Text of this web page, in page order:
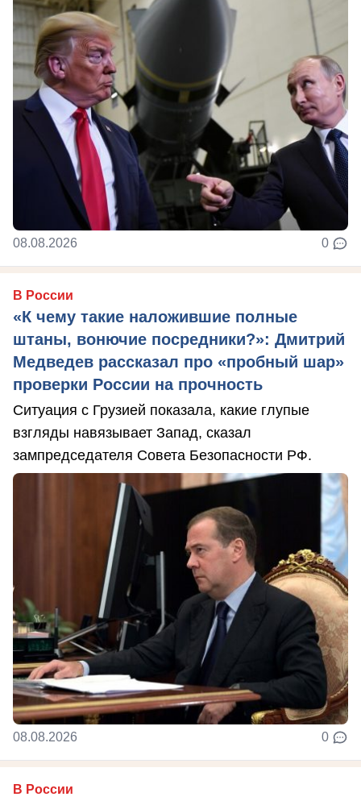
08.08.2026 0
В России
«К чему такие наложившие полные
штаны, вонючие посредники?»: Дмитрий
Медведев рассказал про «пробный шар»
проверки России на прочность
Ситуация с Грузией показала, какие глупые
взгляды навязывает Запад, сказал
зампредседателя Совета Безопасности РФ.
08.08.2026 0
В России